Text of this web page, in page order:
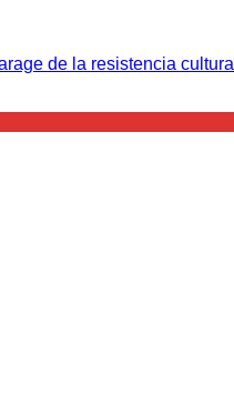
de la resistencia cultural